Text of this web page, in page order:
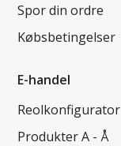
Spor din ordre
Købsbetingelser
E-handel
Reolkonfigurator
Produkter A - Å